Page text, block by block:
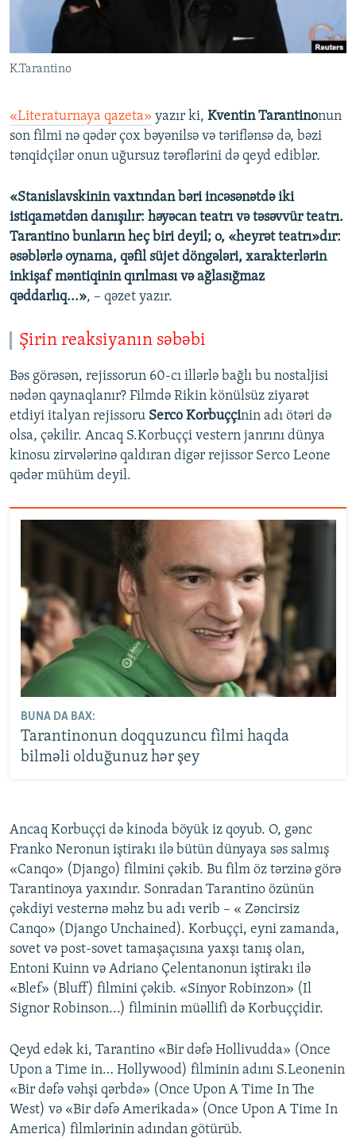
İNFOQRAFIKA
KARIKATURA
AZƏRBAYCAN ƏDƏBIYYATI KITABXANASI
İSLAM VƏ DEMOKRATIYA
İZ - MƏDƏNIYYƏT PROQRAMI
MISSIYAMIZ
PEŞƏ ETIKASI VƏ JURNALISTIKA STANDARTLARIMIZ
MATERIALLARIMIZDAN ISTIFADƏ
BIZIMLƏ ƏLAQƏ
XƏBƏR BÜLLETENLƏRIMIZ
BIZI IZLƏ
K.Tarantino
«Literaturnaya qazeta» yazır ki, Kventin Tarantinonun
son filmi nə qədər çox bəyənilsə və təriflənsə də, bəzi
tənqidçilər onun uğursuz tərəflərini də qeyd ediblər.
«Stanislavskinin vaxtından bəri incəsənətdə iki
istiqamətdən danışılır: həyəcan teatrı və təsəvvür teatrı.
Tarantino bunların heç biri deyil; o, «heyrət teatrı»dır:
əsəblərlə oynama, qəfil süjet döngələri, xarakterlərin
inkişaf məntiqinin qırılması və ağlasığmaz
qəddarlıq...», – qəzet yazır.
Şirin reaksiyanın səbəbi
Bəs görəsən, rejissorun 60-cı illərlə bağlı bu nostaljisi
nədən qaynaqlanır? Filmdə Rikin könülsüz ziyarət
etdiyi italyan rejissoru Serco Korbuççinin adı ötəri də
olsa, çəkilir. Ancaq S.Korbuççi vestern janrını dünya
kinosu zirvələrinə qaldıran digər rejissor Serco Leone
qədər mühüm deyil.
BUNA DA BAX:
Tarantinonun doqquzuncu filmi haqda
bilməli olduğunuz hər şey
Ancaq Korbuççi də kinoda böyük iz qoyub. O, gənc
Franko Neronun iştirakı ilə bütün dünyaya səs salmış
«Canqo» (Django) filmini çəkib. Bu film öz tərzinə görə
Tarantinoya yaxındır. Sonradan Tarantino özünün
çəkdiyi vesternə məhz bu adı verib – « Zəncirsiz
Canqo» (Django Unchained). Korbuççi, eyni zamanda,
sovet və post-sovet tamaşaçısına yaxşı tanış olan,
Entoni Kuinn və Adriano Çelentanonun iştirakı ilə
«Blef» (Bluff) filmini çəkib. «Sinyor Robinzon» (Il
Signor Robinson...) filminin müəllifi də Korbuççidir.
Qeyd edək ki, Tarantino «Bir dəfə Hollivudda» (Once
Upon a Time in… Hollywood) filminin adını S.Leonenin
«Bir dəfə vəhşi qərbdə» (Once Upon A Time In The
West) və «Bir dəfə Amerikada» (Once Upon A Time In
America) filmlərinin adından götürüb.